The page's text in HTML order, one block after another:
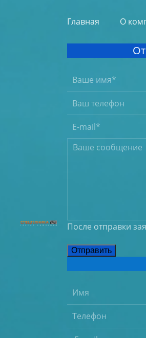
Главная О
После отправки
Отправить